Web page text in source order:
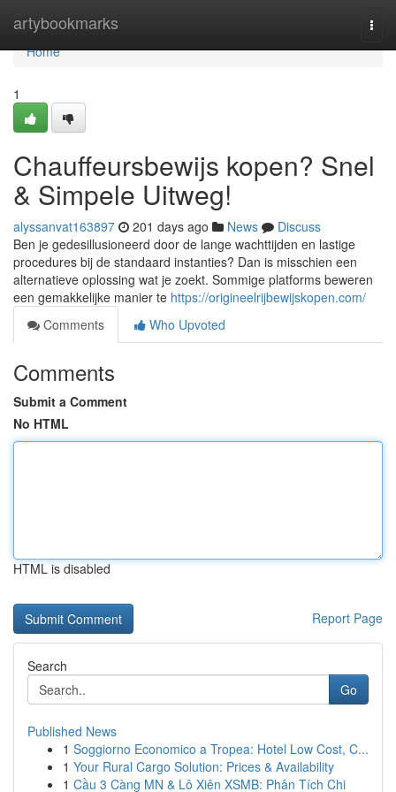
artybookmarks
Home
Home
1
Chauffeursbewijs kopen? Snel
& Simpele Uitweg!
alyssanvat163897 201 days ago News
Discuss
Ben je gedesillusioneerd door de lange wachttijden en lastige
procedures bij de standaard instanties? Dan is misschien een
alternatieve oplossing wat je zoekt. Sommige platforms beweren
een gemakkelijke manier te https://origineelrijbewijskopen.com/
Comments
Who Upvoted
Comments
Submit a Comment
No HTML
HTML is disabled
Report Page
Search
Go
Published News
1 Soggiorno Economico a Tropea: Hotel Low Cost, C...
1 Your Rural Cargo Solution: Prices & Availability
1 Cầu 3 Càng MN & Lô Xiên XSMB: Phân Tích Chi